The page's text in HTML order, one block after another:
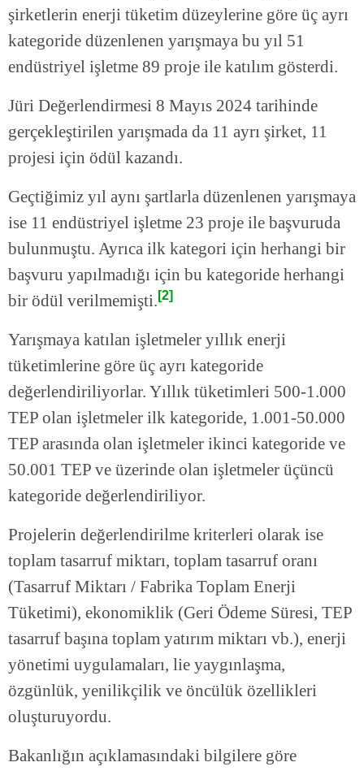
şirketlerin enerji tüketim düzeylerine göre üç ayrı
kategoride düzenlenen yarışmaya bu yıl 51
endüstriyel işletme 89 proje ile katılım gösterdi.
Jüri Değerlendirmesi 8 Mayıs 2024 tarihinde
gerçekleştirilen yarışmada da 11 ayrı şirket, 11
projesi için ödül kazandı.
Geçtiğimiz yıl aynı şartlarla düzenlenen yarışmaya
ise 11 endüstriyel işletme 23 proje ile başvuruda
bulunmuştu. Ayrıca ilk kategori için herhangi bir
başvuru yapılmadığı için bu kategoride herhangi
bir ödül verilmemişti. [2]
Yarışmaya katılan işletmeler yıllık enerji
tüketimlerine göre üç ayrı kategoride
değerlendiriliyorlar. Yıllık tüketimleri 500-1.000
TEP olan işletmeler ilk kategoride, 1.001-50.000
TEP arasında olan işletmeler ikinci kategoride ve
50.001 TEP ve üzerinde olan işletmeler üçüncü
kategoride değerlendiriliyor.
Projelerin değerlendirilme kriterleri olarak ise
toplam tasarruf miktarı, toplam tasarruf oranı
(Tasarruf Miktarı / Fabrika Toplam Enerji
Tüketimi), ekonomiklik (Geri Ödeme Süresi, TEP
tasarruf başına toplam yatırım miktarı vb.), enerji
yönetimi uygulamaları, lie yaygınlaşma,
özgünlük, yenilikçilik ve öncülük özellikleri
oluşturuyordu.
Bakanlığın açıklamasındaki bilgilere göre